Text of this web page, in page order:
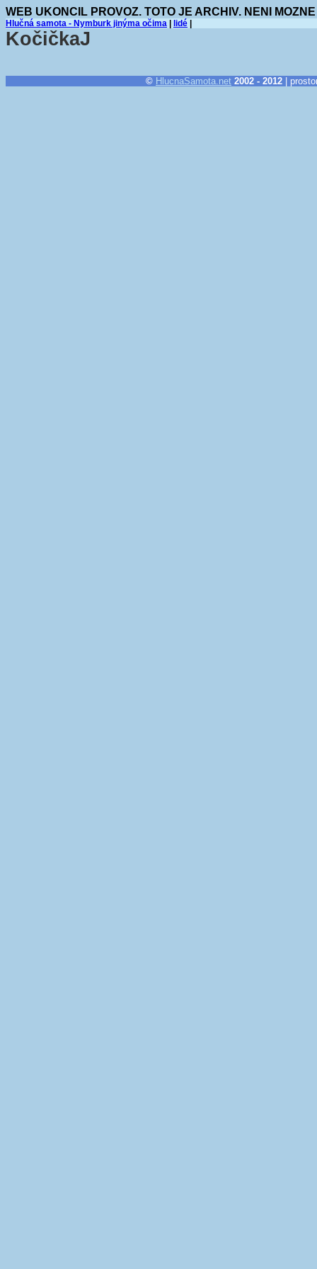
WEB UKONCIL PROVOZ. TOTO JE ARCHIV. NENI
Hlučná samota - Nymburk jinýma očima lidé
KočičkaJ
© HlucnaSamota.net 2002 - 2012 |